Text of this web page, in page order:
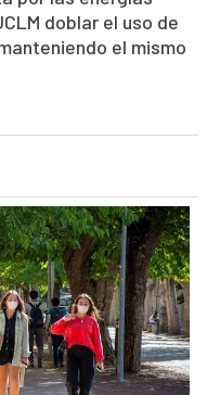
doblar el uso de
el mismo